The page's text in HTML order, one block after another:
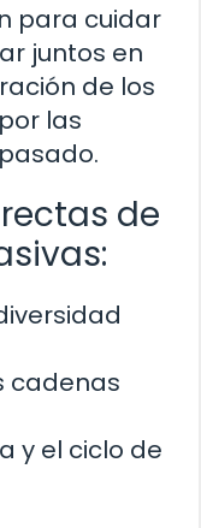
para cuidar
juntos en
de los
las
de
cadenas
y el ciclo de